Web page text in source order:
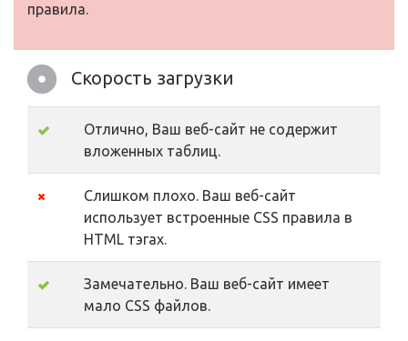
правила.
Скорость загрузки
Отлично, Ваш веб-сайт не содержит
вложенных таблиц.
Слишком плохо. Ваш веб-сайт
использует встроенные CSS правила в
HTML тэгах.
Замечательно. Ваш веб-сайт имеет
мало CSS файлов.